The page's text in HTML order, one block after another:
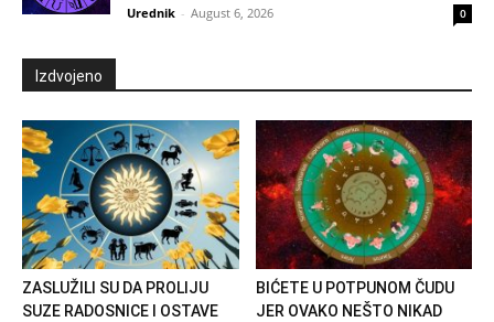
Urednik - August 6, 2026 0
Izdvojeno
ZASLUŽILI SU DA PROLIJU
SUZE RADOSNICE I OSTAVE
BIĆETE U POTPUNOM ČUDU
JER OVAKO NEŠTO NIKAD